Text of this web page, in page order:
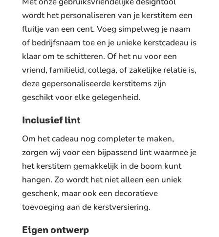
wordt het personaliseren van je kerstitem een
fluitje van een cent. Voeg simpelweg je naam
of bedrijfsnaam toe en je unieke kerstcadeau is
klaar om te schitteren. Of het nu voor een
vriend, familielid, collega, of zakelijke relatie is,
deze gepersonaliseerde kerstitems zijn
geschikt voor elke gelegenheid.
Inclusief lint
Om het cadeau nog completer te maken,
zorgen wij voor een bijpassend lint waarmee je
het kerstitem gemakkelijk in de boom kunt
hangen. Zo wordt het niet alleen een uniek
geschenk, maar ook een decoratieve
toevoeging aan de kerstversiering.
Eigen ontwerp